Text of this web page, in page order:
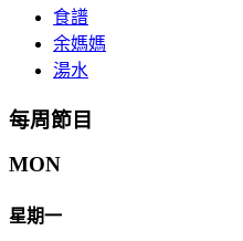
食譜
余媽媽
湯水
每周節目
MON
星期一